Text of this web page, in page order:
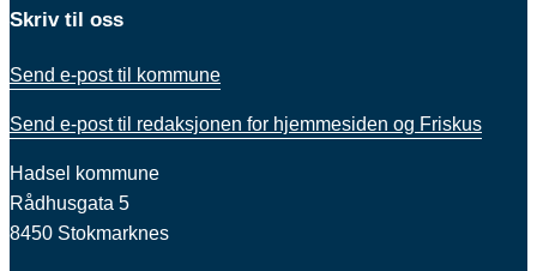
Skriv til oss
Send e-post til kommune
Send e-post til redaksjonen for hjemmesiden og Friskus
Hadsel kommune
Rådhusgata 5
8450 Stokmarknes